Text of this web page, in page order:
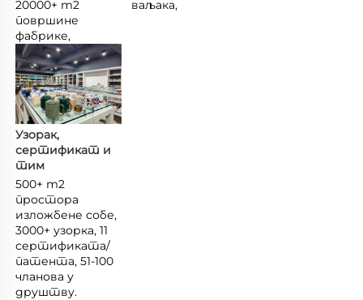
20000+ m2
површине
фабрике,
ваљака,
Узорак,
сертификат и
тим
500+ m2
простора
изложбене собе,
3000+ узорка, 11
сертификата/
патента, 51-100
чланова у
друштву.